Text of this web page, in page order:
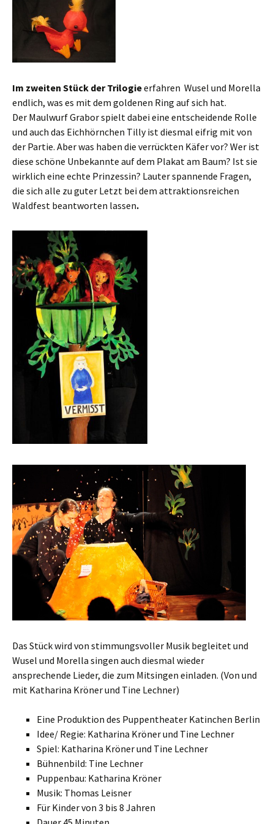
Im zweiten Stück der Trilogieerfahren Wusel und Morella
endlich, was es mit dem goldenen Ring auf sich hat.
Der Maulwurf Grabor spielt dabei eine entscheidende Rolle
und auch das Eichhörnchen Tilly ist diesmal eifrig mit von
der Partie. Aber was haben die verrückten Käfer vor? Wer ist
diese schöne Unbekannte auf dem Plakat am Baum? Ist sie
wirklich eine echte Prinzessin? Lauter spannende Fragen,
die sich alle zu guter Letzt bei dem attraktionsreichen
Waldfest beantworten lassen.
Das Stück wird von stimmungsvoller Musik begleitet und
Wusel und Morella singen auch diesmal wieder
ansprechende Lieder, die zum Mitsingen einladen. (Von und
mit Katharina Kröner und Tine Lechner)
Eine Produktion des Puppentheater Katinchen Berlin
Idee/ Regie: Katharina Kröner und Tine Lechner
Spiel: Katharina Kröner und Tine Lechner
Bühnenbild: Tine Lechner
Puppenbau: Katharina Kröner
Musik: Thomas Leisner
Für Kinder von 3 bis 8 Jahren